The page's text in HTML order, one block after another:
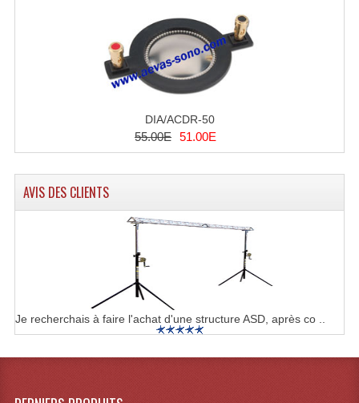
Angles Structure Triodéco
Angles Trio Steel Acier
Cercle Monotube
Cercle Struct Carrée 290
Cercle Struct SCC Carre
Crochets Et Accessoires
Embases Pour Structure
Monotubes Et Angles 50mm
DIA/ACDR-50
55.00E 51.00E
AVIS DES CLIENTS
Je recherchais à faire l'achat d'une structure ASD, après co ..